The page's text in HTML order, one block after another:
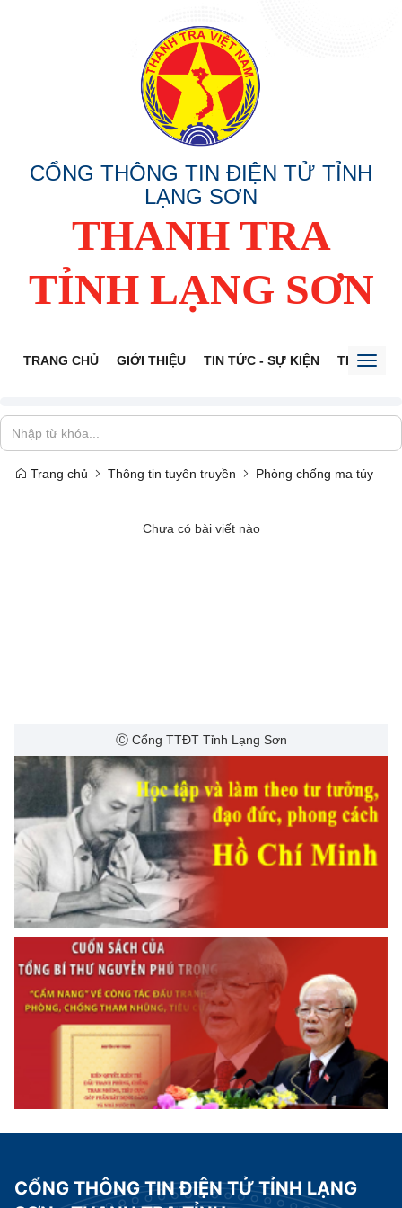
CỔNG THÔNG TIN ĐIỆN TỬ TỈNH
LẠNG SƠN
THANH TRA
TỈNH LẠNG SƠN
TRANG CHỦ GIỚI THIỆU TIN TỨC - SỰ KIỆN THÔNG
Trang chủ Thông tin tuyên truyền Phòng chống ma túy
Chưa có bài viết nào
Ⓒ Cổng TTĐT Tỉnh Lạng Sơn
CỔNG THÔNG TIN ĐIỆN TỬ TỈNH LẠNG